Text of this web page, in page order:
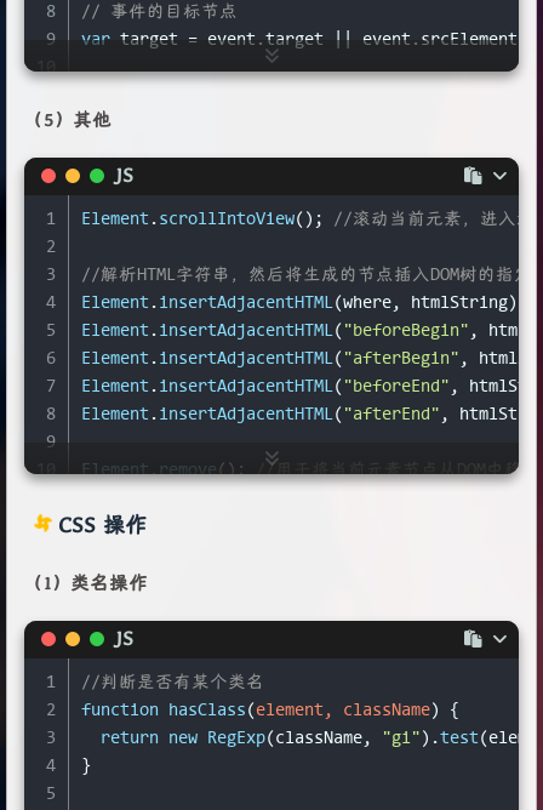
8
9
12
14
// 事件的目标节点
var target = event. target || event. srcElement
ul.addEventListener
console
);
（5）其他
JS
1
2
3
4
5
6
7
8
9
Element . scrollIntoView(); //滚动当前元素，进入浏
//解析HTML字符串，然后将生成的节点插入DOM树的指定
Element . insertAdjacentHTML
(where, htmlString);
Element . insertAdjacentHTML ( "beforeBegin" ,
Element . insertAdjacentHTML ( "afterBegin" ,
Element . insertAdjacentHTML ( "beforeEnd" ,
Element . insertAdjacentHTML ( "afterEnd" ,
Element remove ();
//用于将当前元素节点从DOM中移除
CSS 操作
（1）类名操作
JS
1
2
3
4
5
//判断是否有某个类名
function
hasClass ( element, className) {
return
new RegExp(className, "gi" ). test
}